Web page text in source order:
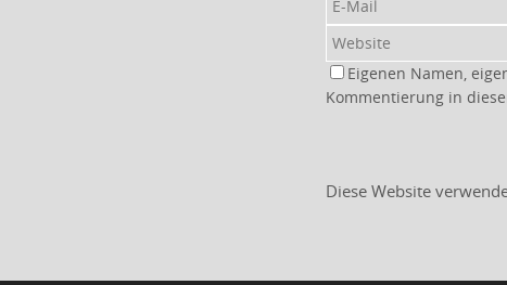
Eigenen Namen,
Kommentierung in
Diese Website